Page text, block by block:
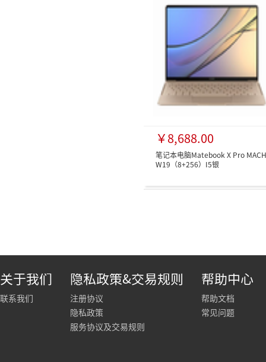
￥8,688.00
笔记本电脑Matebook X Pro
W19（8+256）I5银
关于我们
联系我们
隐私政策&交易规则
注册协议
隐私政策
服务协议及交易规则
帮助中心
帮助文档
常见问题